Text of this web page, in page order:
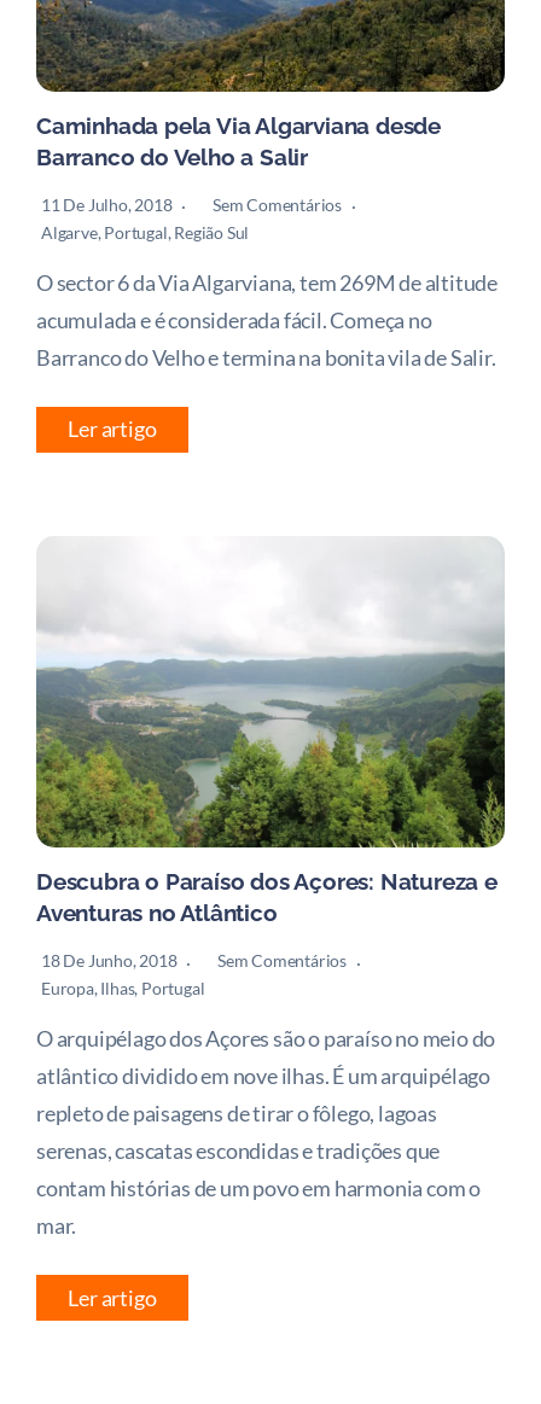
Caminhada pela Via Algarviana desde
Barranco do Velho a Salir
11 De Julho, 2018
Sem Comentários
Algarve, Portugal, Região Sul
O sector 6 da Via Algarviana, tem 269M de altitude
acumulada e é considerada fácil. Começa no
Barranco do Velho e termina na bonita vila de Salir.
Ler artigo
Descubra o Paraíso dos Açores: Natureza e
Aventuras no Atlântico
18 De Junho, 2018
Sem Comentários
Europa,Ilhas, Portugal
O arquipélago dos Açores são o paraíso no meio do
atlântico dividido em nove ilhas. É um arquipélago
repleto de paisagens de tirar o fôlego, lagoas
serenas, cascatas escondidas e tradições que
contam histórias de um povo em harmonia com o
mar.
Ler artigo